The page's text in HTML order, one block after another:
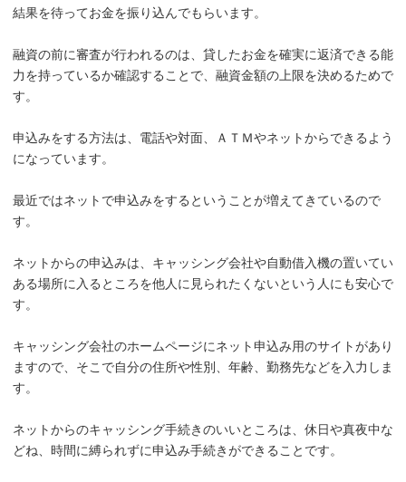
結果を待ってお金を振り込んでもらいます。
融資の前に審査が行われるのは、貸したお金を確実に返済できる能
力を持っているか確認することで、融資金額の上限を決めるためで
す。
申込みをする方法は、電話や対面、ＡＴＭやネットからできるよう
になっています。
最近ではネットで申込みをするということが増えてきているので
す。
ネットからの申込みは、キャッシング会社や自動借入機の置いてい
ある場所に入るところを他人に見られたくないという人にも安心で
す。
キャッシング会社のホームページにネット申込み用のサイトがあり
ますので、そこで自分の住所や性別、年齢、勤務先などを入力しま
す。
ネットからのキャッシング手続きのいいところは、休日や真夜中な
どね、時間に縛られずに申込み手続きができることです。